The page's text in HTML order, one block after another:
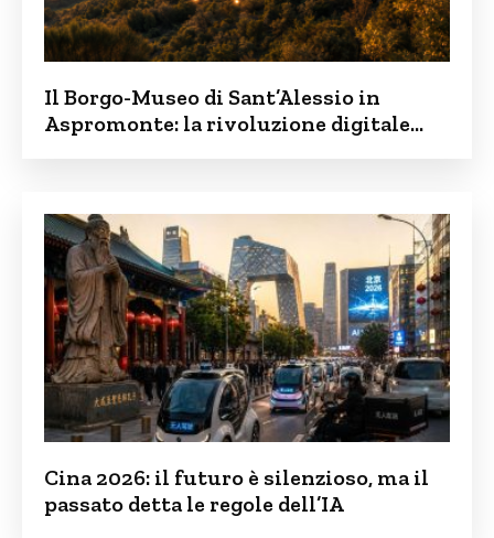
Il Borgo-Museo di Sant’Alessio in
Aspromonte: la rivoluzione digitale
Cina 2026: il futuro è silenzioso, ma il
passato detta le regole dell’IA